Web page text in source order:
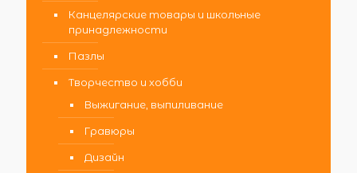
Канцелярские товары и школьные
принадлежности
Пазлы
Творчество и хобби
Выжигание, выпиливание
Гравюры
Дизайн